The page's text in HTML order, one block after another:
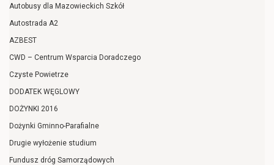
Autobusy dla Mazowieckich Szkół
Autostrada A2
AZBEST
CWD – Centrum Wsparcia Doradczego
Czyste Powietrze
DODATEK WĘGLOWY
DOŻYNKI 2016
Dożynki Gminno-Parafialne
Drugie wyłożenie studium
Fundusz dróg Samorządowych